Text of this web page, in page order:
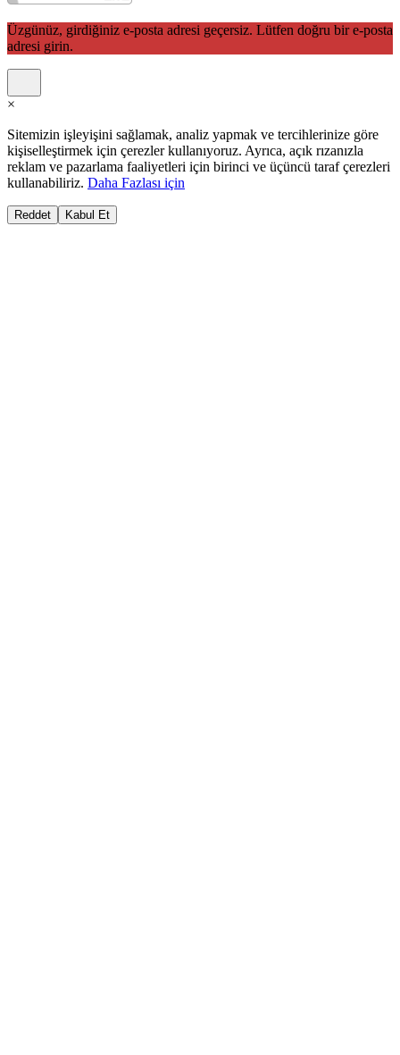
Üzgünüz, girdiğiniz e-posta adresi geçersiz. Lütfen doğru bir e-posta
adresi girin.
×
Sitemizin işleyişini sağlamak, analiz yapmak ve tercihlerinize göre
kişiselleştirmek için çerezler kullanıyoruz. Ayrıca, açık rızanızla
reklam ve pazarlama faaliyetleri için birinci ve üçüncü taraf çerezleri
kullanabiliriz. Daha Fazlası için
Reddet Kabul Et